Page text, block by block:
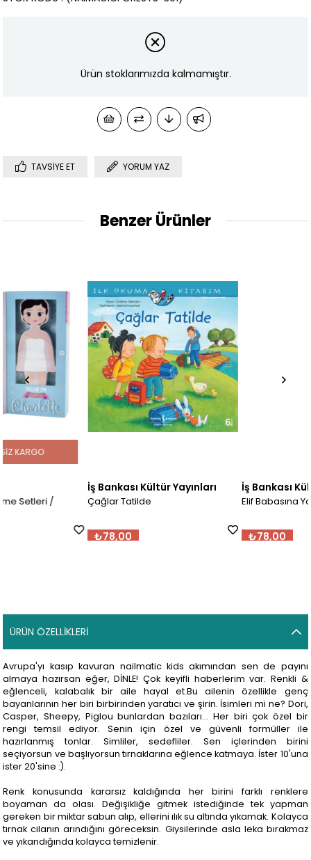
Ürün stoklarımızda kalmamıştır.
TAVSIYE ET YORUM YAZ
Benzer Ürünler
İş Bankası Kültür Yayınları
Çağlar Tatilde
İş Bankası Kültür Yayınları
Elif Babasına Yardım Ediyor
ÜRÜN ÖZELLIKLERI
Avrupa'yı kasıp kavuran nailmatic kids akımından sen de payını
almaya hazırsan eğer, DİNLE! Çok keyifli haberlerim var. Renkli &
eğlenceli, kalabalık bir aile hayal et.Bu ailenin özellikle genç
bayanlarının her biri birbirinden yaratıcı ve şirin. İsimleri mi ne? Dori,
Casper, Sheepy, Piglou bunlardan bazıları... Her biri çok özel bir
rengi temsil ediyor. Senin için özel ve güvenli formüller ile
hazırlanmış tonlar. Simliler, sedefliler. Sen içlerinden birini
seçiyorsun ve başlıyorsun tırnaklarına eğlence katmaya. İster 10'una
ister 20'sine :).
Renk konusunda kararsız kaldığında her birini farklı renklere
boyaman da olası. Değişikliğe gitmek istediğinde tek yapman
gereken bir miktar sabun alıp, ellerini ılık su altında yıkamak. Kolayca
tırnak cilanın arındığını göreceksin. Giysilerinde asla leka bırakmaz
ve yıkandığında kolayca temizlenir.